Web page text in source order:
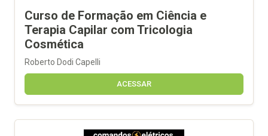
Curso de Formação em Ciência e
Terapia Capilar com Tricologia
Cosmética
Roberto Dodi Capelli
ACESSAR